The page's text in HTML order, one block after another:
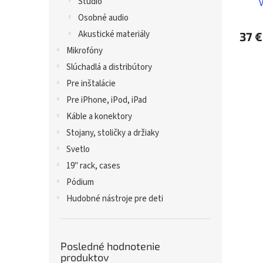
Osobné audio
Akustické materiály
Mikrofóny
Slúchadlá a distribútory
Pre inštalácie
Pre iPhone, iPod, iPad
Káble a konektory
Stojany, stoličky a držiaky
Svetlo
19" rack, cases
Pódium
Hudobné nástroje pre deti
Posledné hodnotenie
produktov
37 €